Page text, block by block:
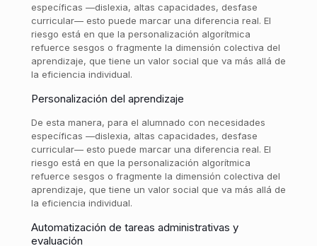
específicas —dislexia, altas capacidades, desfase
curricular— esto puede marcar una diferencia real. El
riesgo está en que la personalización algorítmica
refuerce sesgos o fragmente la dimensión colectiva del
aprendizaje, que tiene un valor social que va más allá de
la eficiencia individual.
Personalización del aprendizaje
De esta manera, para el alumnado con necesidades
específicas —dislexia, altas capacidades, desfase
curricular— esto puede marcar una diferencia real. El
riesgo está en que la personalización algorítmica
refuerce sesgos o fragmente la dimensión colectiva del
aprendizaje, que tiene un valor social que va más allá de
la eficiencia individual.
Automatización de tareas administrativas y
evaluación